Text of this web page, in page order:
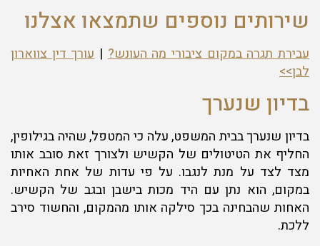
שירותים נוספים שתמצאו אצלנו
עבירת תגרה במקום ציבורי מה העונש?|עורך דין צווארון
לבן>>
בדיון שנערך
בדיון שנערך בבית המשפט, עלה כי המטפל, שהיה בגילופין,
החליף את הטיטולים של הקשיש ולצורך זאת סובב אותו
מצד לצד על מנת לנגבו. על פי עדות של אחת האחיות
במקום, הוא נתן עם היד מכות בישבן ובגב של הקשיש.
האחות שהבחינה בכך סילקה אותו מהמקום, והחשוד סירב
ללכת.